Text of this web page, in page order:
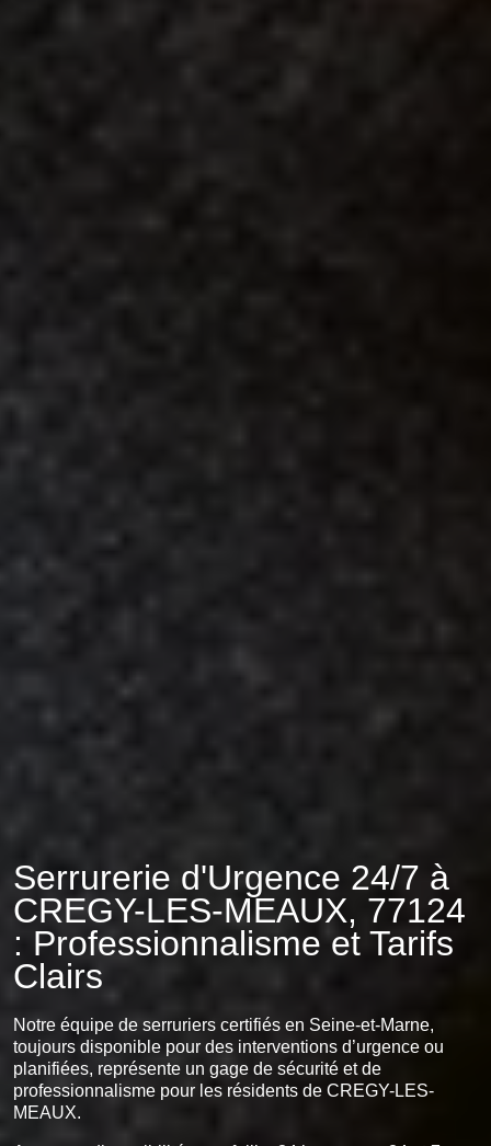
Serrurerie d'Urgence 24/7 à
CREGY-LES-MEAUX, 77124
: Professionnalisme et Tarifs
Clairs
Notre équipe de serruriers certifiés en Seine-et-Marne,
toujours disponible pour des interventions d’urgence ou
planifiées, représente un gage de sécurité et de
professionnalisme pour les résidents de CREGY-LES-
MEAUX.